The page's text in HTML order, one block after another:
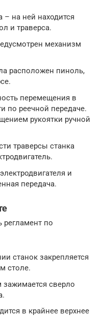
– на ней находится
и траверса.
механизм
расположен пиноль,
перемещения в
по реечной передаче.
рукоятки ручной
траверсы станка
и
передача.
регламент по
станок закрепляется
столе.
сверло
в крайнее верхнее